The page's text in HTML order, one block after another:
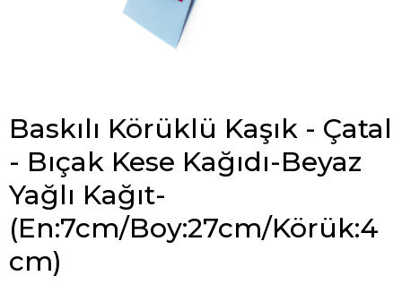
Baskılı Körüklü Kaşık - Çatal
- Bıçak Kese Kağıdı-Beyaz
Yağlı Kağıt-
(En:7cm/Boy:27cm/Körük:4
cm)